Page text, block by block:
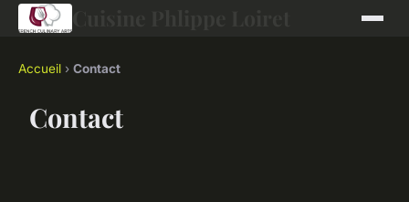
Accueil › Contact
Contact